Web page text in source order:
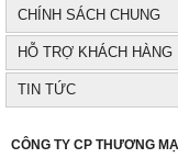
CHÍNH SÁCH CHUNG
HỖ TRỢ KHÁCH HÀNG
TIN TỨC
CÔNG TY CP THƯƠNG